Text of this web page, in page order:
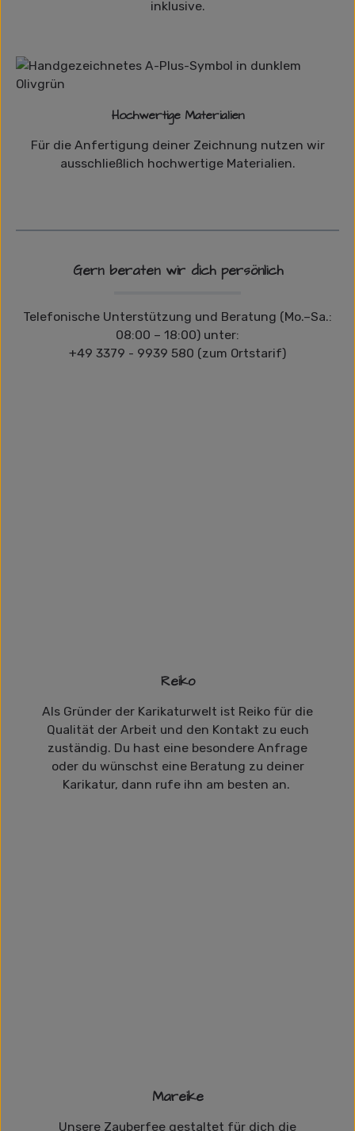
inklusive.
Hochwertige Materialien
Für die Anfertigung deiner Zeichnung nutzen wir
ausschließlich hochwertige Materialien.
Gern beraten wir dich persönlich
Telefonische Unterstützung und Beratung (Mo.–Sa.:
08:00 – 18:00) unter:
+49 3379 - 9939 580 (zum Ortstarif)
Reiko
Als Gründer der Karikaturwelt ist Reiko für die
Qualität der Arbeit und den Kontakt zu euch
zuständig. Du hast eine besondere Anfrage
oder du wünschst eine Beratung zu deiner
Karikatur, dann rufe ihn am besten an.
Mareike
Unsere Zauberfee gestaltet für dich die